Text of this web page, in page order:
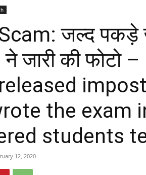
जल्द पकड़े
ने जारी की फोटो
the exam
students
12, 2020